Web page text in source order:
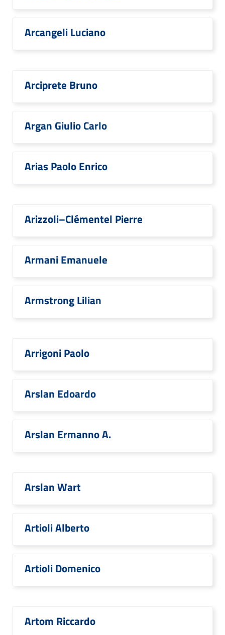
Arcangeli Luciano
Arciprete Bruno
Argan Giulio Carlo
Arias Paolo Enrico
Arizzoli–Clémentel Pierre
Armani Emanuele
Armstrong Lilian
Arrigoni Paolo
Arslan Edoardo
Arslan Ermanno A.
Arslan Wart
Artioli Alberto
Artioli Domenico
Artom Riccardo